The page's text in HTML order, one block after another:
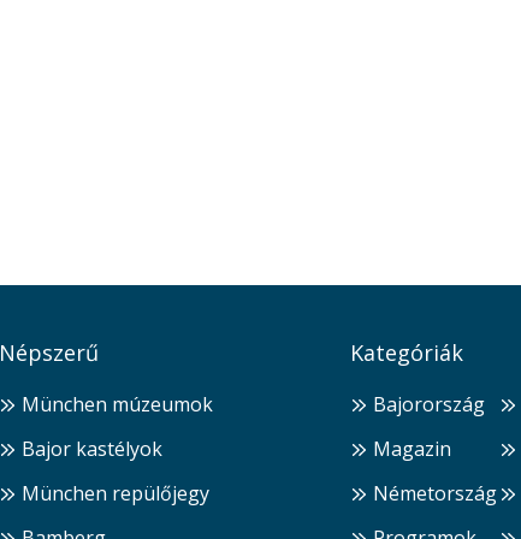
Népszerű
München múzeumok
Bajor kastélyok
München repülőjegy
Kategóriák
Bajorország
Magazin
Németország